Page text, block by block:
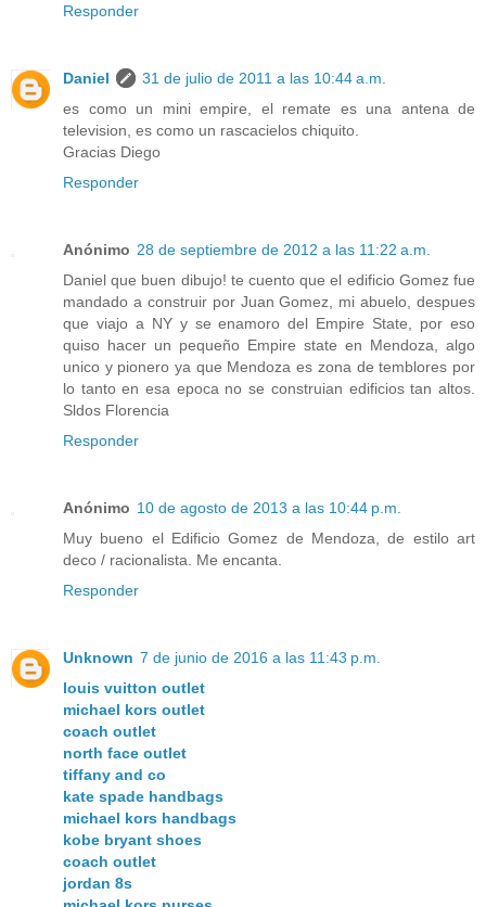
Responder
Daniel
31 de julio de 2011 a las 10:44 a.m.
es como un mini empire, el remate es una antena de
television, es como un rascacielos chiquito.
Gracias Diego
Responder
Anónimo 28 de septiembre de 2012 a las 11:22 a.m.
Daniel que buen dibujo! te cuento que el edificio Gomez fue
mandado a construir por Juan Gomez, mi abuelo, despues
que viajo a NY y se enamoro del Empire State, por eso
quiso hacer un pequeño Empire state en Mendoza, algo
unico y pionero ya que Mendoza es zona de temblores por
lo tanto en esa epoca no se construian edificios tan altos.
Sldos Florencia
Responder
Anónimo 10 de agosto de 2013 a las 10:44 p.m.
Muy bueno el Edificio Gomez de Mendoza, de estilo art
deco / racionalista. Me encanta.
Responder
Unknown 7 de junio de 2016 a las 11:43 p.m.
louis vuitton outlet
michael kors outlet
coach outlet
north face outlet
tiffany and co
kate spade handbags
michael kors handbags
kobe bryant shoes
coach outlet
jordan 8s